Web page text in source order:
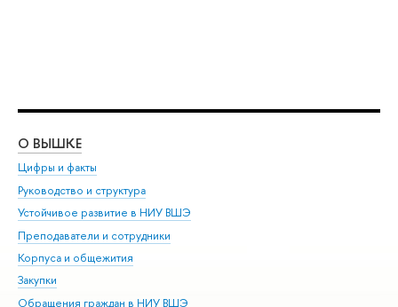
О ВЫШКЕ
Цифры и факты
Руководство и структура
Устойчивое развитие в НИУ ВШЭ
Преподаватели и сотрудники
Корпуса и общежития
Закупки
Обращения граждан в НИУ ВШЭ